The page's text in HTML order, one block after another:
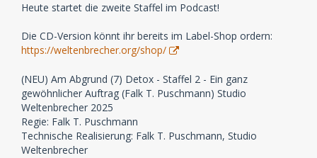
Heute startet die zweite Staffel im Podcast!
Die CD-Version könnt ihr bereits im Label-Shop ordern:
https://weltenbrecher.org/shop/
(NEU) Am Abgrund (7) Detox - Staffel 2 - Ein ganz
gewöhnlicher Auftrag (Falk T. Puschmann) Studio
Weltenbrecher 2025
Regie: Falk T. Puschmann
Technische Realisierung: Falk T. Puschmann, Studio
Weltenbrecher